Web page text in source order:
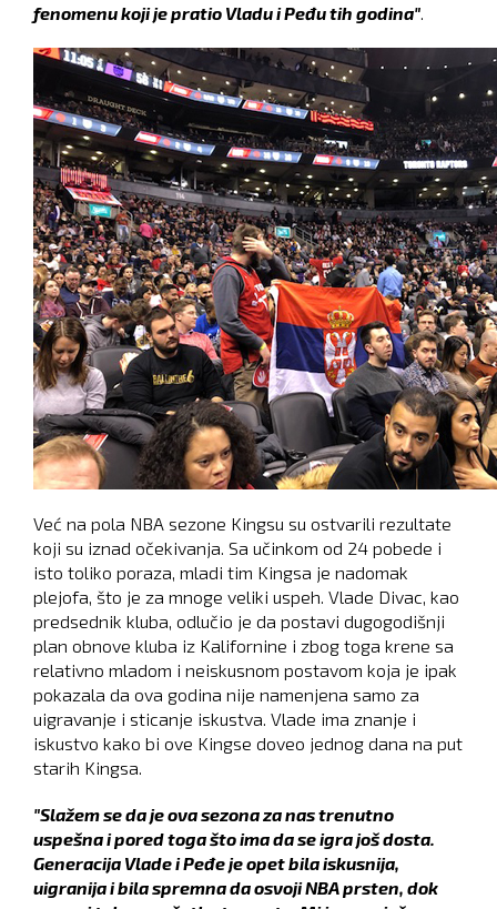
fenomenu koji je pratio Vladu i Peđu tih godina".
Već na pola NBA sezone Kingsu su ostvarili rezultate
koji su iznad očekivanja. Sa učinkom od 24 pobede i
isto toliko poraza, mladi tim Kingsa je nadomak
plejofa, što je za mnoge veliki uspeh. Vlade Divac, kao
predsednik kluba, odlučio je da postavi dugogodišnji
plan obnove kluba iz Kalifornine i zbog toga krene sa
relativno mladom i neiskusnom postavom koja je ipak
pokazala da ova godina nije namenjena samo za
uigravanje i sticanje iskustva. Vlade ima znanje i
iskustvo kako bi ove Kingse doveo jednog dana na put
starih Kingsa.
"Slažem se da je ova sezona za nas trenutno
uspešna i pored toga što ima da se igra još dosta.
Generacija Vlade i Peđe je opet bila iskusnija,
uigranija i bila spremna da osvoji NBA prsten, dok